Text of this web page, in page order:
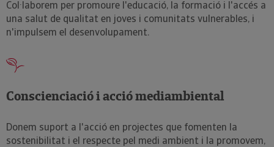
Col·laborem per promoure l'educació, la formació i l'accés a
una salut de qualitat en joves i comunitats vulnerables, i
n'impulsem el desenvolupament.
Conscienciació i acció mediambiental
Donem suport a l'acció en projectes que fomenten la
sostenibilitat i el respecte pel medi ambient i la promovem,